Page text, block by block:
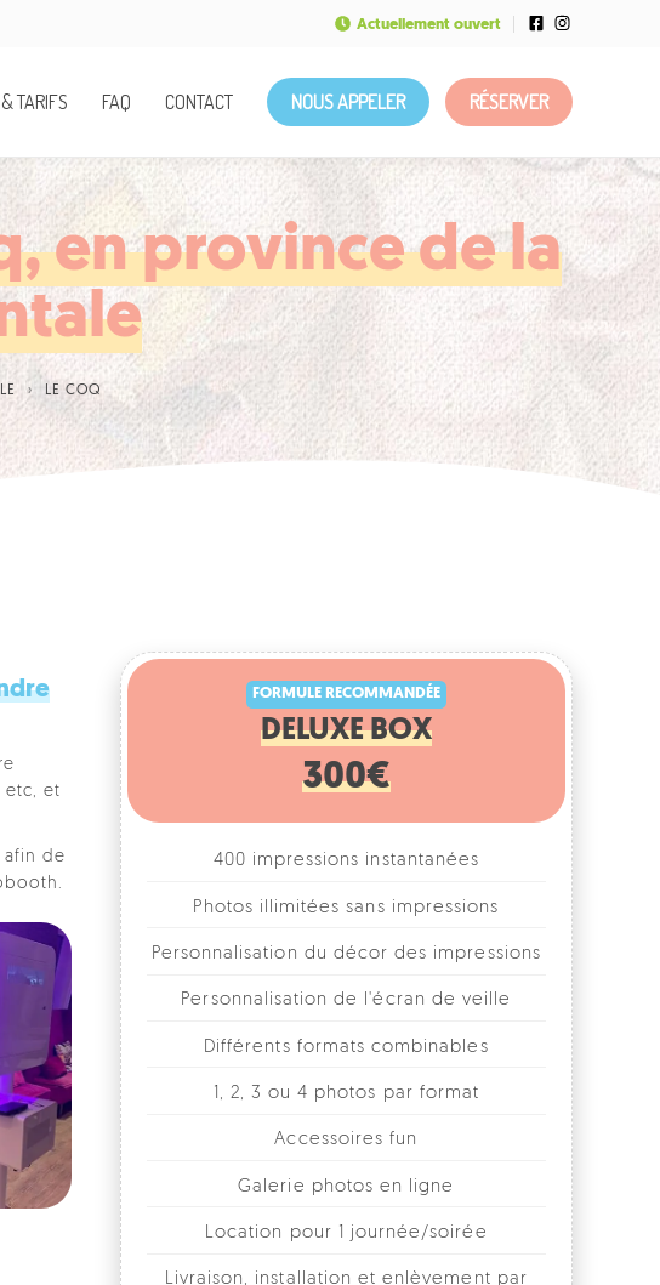
Actuellement ouvert
TARIFS FAQ CONTACT NOUS APPELER RÉSERVER
en province de la
LE COQ
etc, et
afin de
FORMULE RECOMMANDÉE
DELUXE BOX
300€
400 impressions instantanées
Photos illimitées sans impressions
Personnalisation du décor des impressions
Personnalisation de l'écran de veille
Différents formats combinables
1, 2, 3 ou 4 photos par format
Accessoires fun
Galerie photos en ligne
Location pour 1 journée/soirée
Livraison, installation et enlèvement par
nos soins à Bruxelles et dans le Brabant
Wallon et le Brabant Flamand